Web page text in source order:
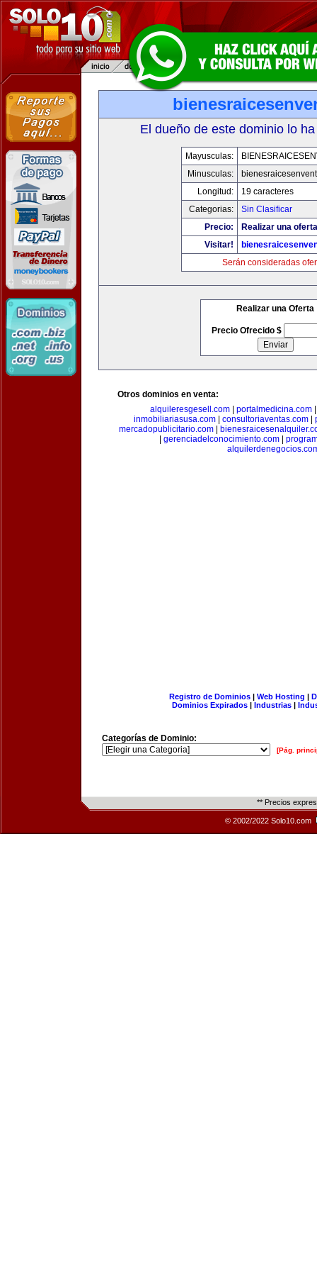
El dueño de este dominio lo
Mayusculas:
Minusculas:
Longitud:
19 caracteres
Categorias:
Sin Clasificar
Precio:
Realizar una
Visitar!
Serán consideradas
Realizar una Oferta
Precio Ofrecido $
Otros dominios en venta:
alquileresgesell.com| portalmedicina.com
inmobiliariasusa.com| consultoriaventas.com|
mercadopublicitario.com
gerenciadelconocimiento.com
Registro de Dominios| Web Hosting |
Dominios Expirados | Industrias |
Categorías de Dominio:
[Pág.
** Precios
© 2002/2022 Solo10.com